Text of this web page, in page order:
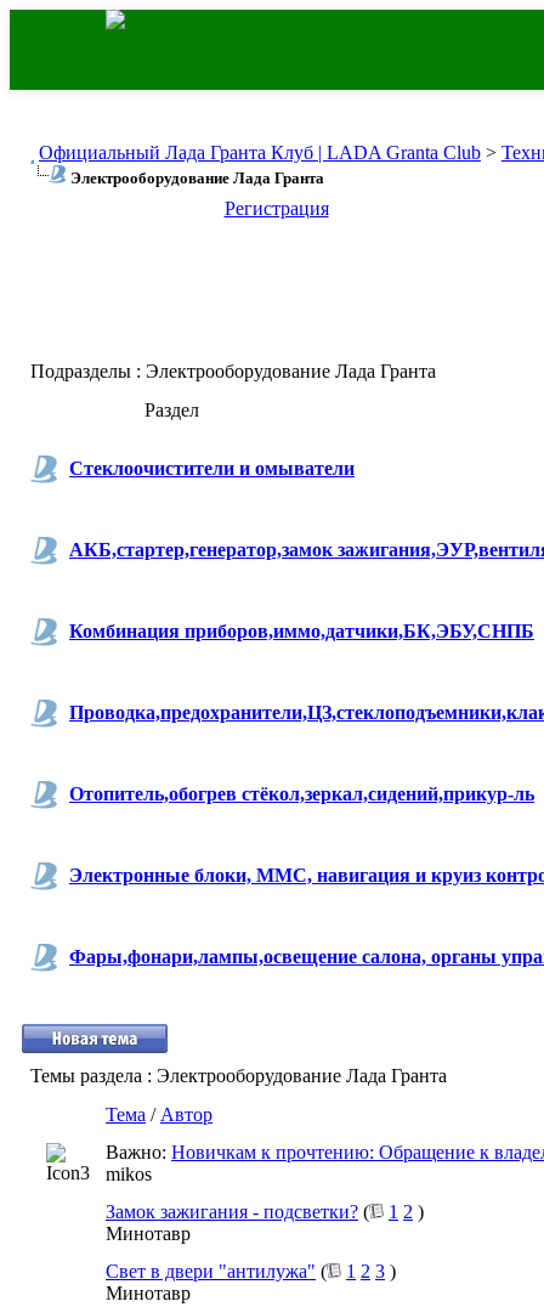
Официальный Лада Гранта Клуб | LADA Granta Club >
Электрооборудование Лада Гранта
Регистрация
Подразделы : Электрооборудование Лада Гранта
Раздел
Стеклоочистители и омыватели
АКБ,стартер,генератор,замок
Комбинация приборов,иммо,датчики,БК,ЭБУ,СНПБ
Отопитель,обогрев стёкол,зеркал,сидений,прикур-ль
Электронные блоки, ММС, навигация и круиз
Фары,фонари,лампы,освещение салона, органы
Темы раздела : Электрооборудование Лада Гранта
Тема / Автор
Важно: Новичкам к прочтению: Обращение к
mikos
Замок зажигания - подсветки? ( 1 2 )
Минотавр
Свет в двери "антилужа" ( 1 2 3 )
Минотавр